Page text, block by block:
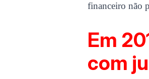
financeiro não
Em
com